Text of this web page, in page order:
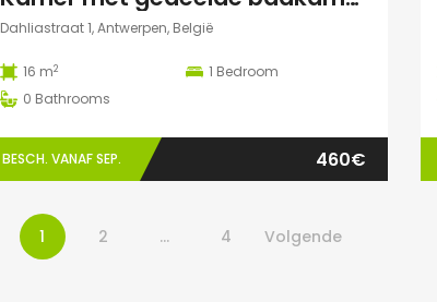
Dahliastraat 1, Antwerpen, België
16 m2 1 Bedroom
0 Bathrooms
BESCH. VANAF SEP. 460€
1 2 … 4 Volgende